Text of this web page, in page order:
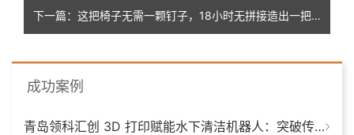
下一篇：这把椅子无需一颗钉子，18小时无拼接造出一把摇椅
成功案例
青岛领科汇创 3D 打印赋能水下清洁机器人：突破传统制造，深耕海洋智能装备新场景